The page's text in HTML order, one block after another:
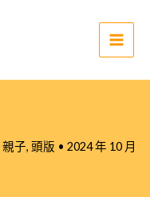
Main
親子, 頭版 • 2024 年 10 月